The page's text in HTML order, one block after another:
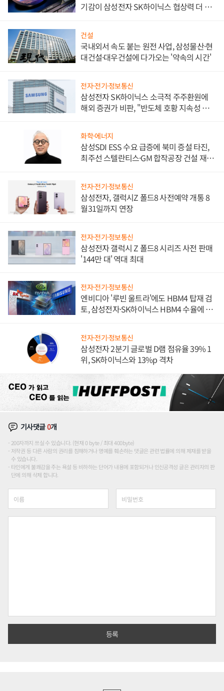
기감이 삼성전자 SK하이닉스 협상력 더 키
건설
국내외서 속도 붙는 원전 사업, 삼성물산·현
대건설·대우건설에 다가오는 '약속의 시간'
전자·전기·정보통신
삼성전자 SK하이닉스 소극적 주주환원에
해외 증권가 비판, "반도체 호황 지속성 의
화학·에너지
삼성SDI ESS 수요 급증에 북미 증설 타진,
최주선 스텔란티스·GM 합작공장 건설 재추
전자·전기·정보통신
삼성전자, 갤럭시Z 폴드8 사전예약 개통 8
월31일까지 연장
전자·전기·정보통신
삼성전자 갤럭시 Z 폴드8 시리즈 사전 판매
'144만 대' 역대 최대
전자·전기·정보통신
엔비디아 '루빈 울트라'에도 HBM4 탑재 검
토, 삼성전자·SK하이닉스 HBM4 수율에 주
전자·전기·정보통신
삼성전자 2분기 글로벌 D램 점유율 39% 1
위, SK하이닉스와 13%p 격차
기사댓글0개
200자까지 쓰실 수 있습니다. (현재 0 byte / 최대 400byte)
저작권 등 다른 사람의 권리를 침해하거나 명예를 훼손하는 댓글은 관련 법률에 의해 제재를 받을
수 있습니다.
타인에게 불쾌감을 주는 욕설 등 비하하는 단어가 내용에 포함되거나 인신공격성 글은 관리자의 판
단에 의해 삭제 합니다.